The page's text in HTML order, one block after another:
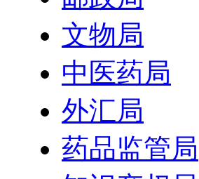
文物局
中医药局
外汇局
药品监管局